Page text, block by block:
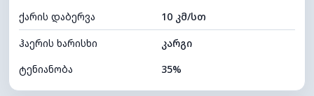
ღრუბლის სიმაღლე 8480 მ
ქარის დაბერვა
10 კმ/სთ
ჰაერის ხარისხი
კარგი
ტენიანობა
35%